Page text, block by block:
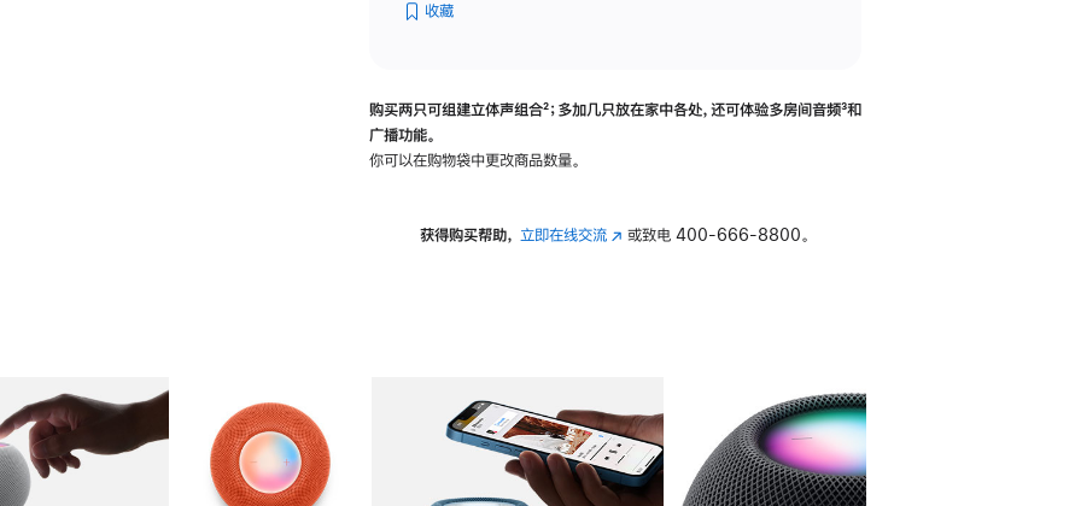
收藏
购买两只可组建立体声组合脚
²；多加几只放在家中各处，还可体验多‍房‍间音频脚
³和
广播功能。
你可以在购物袋中更改商品数量。
获得购买帮助， 立即在线交流(在 或致电 400-666-8800。
图库 图像 图库 图像 图库 图像 4 图库 图像 5